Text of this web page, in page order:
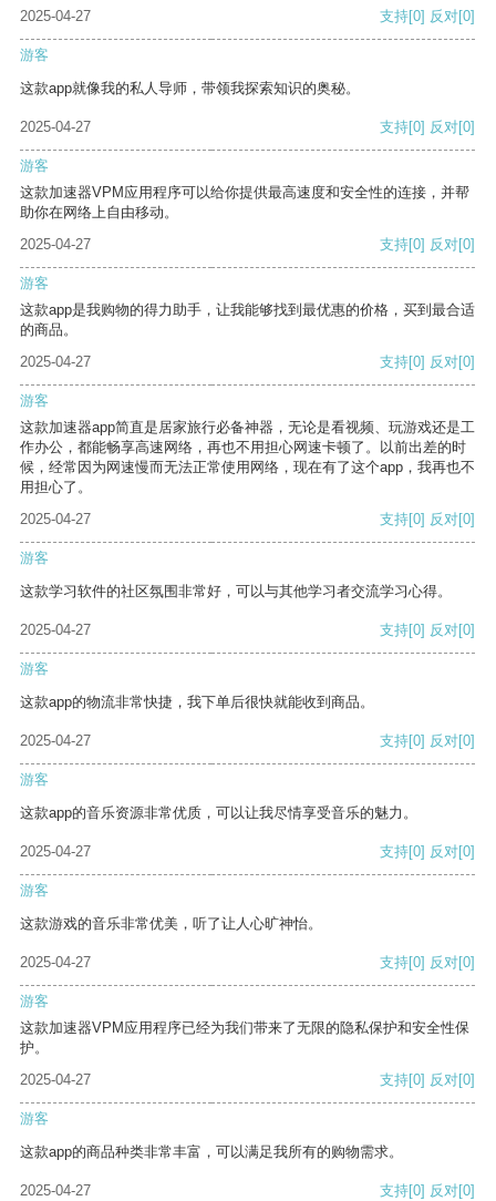
2025-04-27 支持[0] 反对[0]
游客
这款app就像我的私人导师，带领我探索知识的奥秘。
2025-04-27 支持[0] 反对[0]
游客
这款加速器VPM应用程序可以给你提供最高速度和安全性的连接，并帮
助你在网络上自由移动。
2025-04-27
支持[0] 反对[0]
游客
这款app是我购物的得力助手，让我能够找到最优惠的价格，买到最合适
的商品。
2025-04-27
支持[0] 反对[0]
游客
这款加速器app简直是居家旅行必备神器，无论是看视频、玩游戏还是工
作办公，都能畅享高速网络，再也不用担心网速卡顿了。以前出差的时
候，经常因为网速慢而无法正常使用网络，现在有了这个app，我再也不
用担心了。
2025-04-27
支持[0] 反对[0]
游客
这款学习软件的社区氛围非常好，可以与其他学习者交流学习心得。
2025-04-27 支持[0] 反对[0]
游客
这款app的物流非常快捷，我下单后很快就能收到商品。
2025-04-27 支持[0] 反对[0]
游客
这款app的音乐资源非常优质，可以让我尽情享受音乐的魅力。
2025-04-27 支持[0] 反对[0]
游客
这款游戏的音乐非常优美，听了让人心旷神怡。
2025-04-27 支持[0] 反对[0]
游客
这款加速器VPM应用程序已经为我们带来了无限的隐私保护和安全性保
护。
2025-04-27
支持[0] 反对[0]
游客
这款app的商品种类非常丰富，可以满足我所有的购物需求。
2025-04-27 支持[0] 反对[0]